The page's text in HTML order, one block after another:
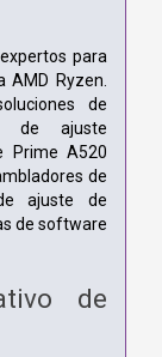
para
Ryzen.
de
de ajuste
Prime A520
de
ajuste de
de software
de